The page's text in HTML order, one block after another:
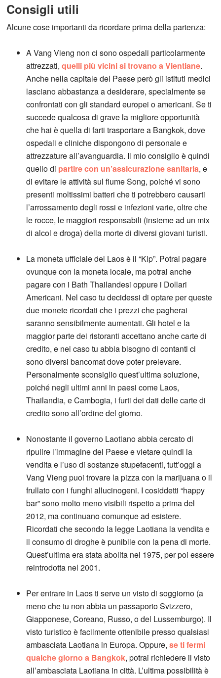
Consigli utili
Alcune cose importanti da ricordare prima della partenza:
A Vang Vieng non ci sono ospedali particolarmente
attrezzati,quelli più vicini si trovano a Vientiane.
Anche nella capitale del Paese però gli istituti medici
lasciano abbastanza a desiderare, specialmente se
confrontati con gli standard europei o americani. Se ti
succede qualcosa di grave la migliore opportunità
che hai è quella di farti trasportare a Bangkok, dove
ospedali e cliniche dispongono di personale e
attrezzature all’avanguardia. Il mio consiglio è quindi
quello di partire con un’assicurazione sanitaria, e
di evitare le attività sul fiume Song, poiché vi sono
presenti moltissimi batteri che ti potrebbero causarti
l’arrossamento degli rossi e infezioni varie, oltre che
le rocce, le maggiori responsabili (insieme ad un mix
di alcol e droga) della morte di diversi giovani turisti.
La moneta ufficiale del Laos è il “Kip”. Potrai pagare
ovunque con la moneta locale, ma potrai anche
pagare con i Bath Thailandesi oppure i Dollari
Americani. Nel caso tu decidessi di optare per queste
due monete ricordati che i prezzi che pagherai
saranno sensibilmente aumentati. Gli hotel e la
maggior parte dei ristoranti accettano anche carte di
credito, e nel caso tu abbia bisogno di contanti ci
sono diversi bancomat dove poter prelevare.
Personalmente sconsiglio quest’ultima soluzione,
poiché negli ultimi anni in paesi come Laos,
Thailandia, e Cambogia, i furti dei dati delle carte di
credito sono all’ordine del giorno.
Nonostante il governo Laotiano abbia cercato di
ripulire l’immagine del Paese e vietare quindi la
vendita e l’uso di sostanze stupefacenti, tutt’oggi a
Vang Vieng puoi trovare la pizza con la marijuana o il
frullato con i funghi allucinogeni. I cosiddetti “happy
bar” sono molto meno visibili rispetto a prima del
2012, ma continuano comunque ad esistere.
Ricordati che secondo la legge Laotiana la vendita e
il consumo di droghe è punibile con la pena di morte.
Quest’ultima era stata abolita nel 1975, per poi essere
reintrodotta nel 2001.
Per entrare in Laos ti serve un visto di soggiorno (a
meno che tu non abbia un passaporto Svizzero,
Giapponese, Coreano, Russo, o del Lussemburgo). Il
visto turistico è facilmente ottenibile presso qualsiasi
ambasciata Laotiana in Europa. Oppure,se ti fermi
qualche giorno a Bangkok, potrai richiedere il visto
all’ambasciata Laotiana in città. L’ultima possibilità è